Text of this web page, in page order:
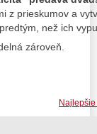
z prieskumov a
než ich
zároveň.